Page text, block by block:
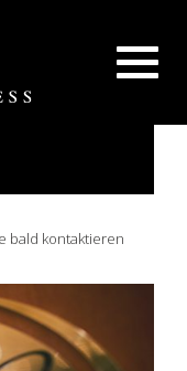
Toggle
bald kontaktieren